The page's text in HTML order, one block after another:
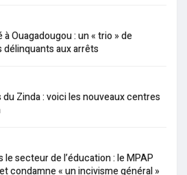
Ouagadougou : un « trio » de
délinquants aux arrêts
du Zinda : voici les nouveaux centres
le secteur de l’éducation : le MPAP
condamne « un incivisme général »